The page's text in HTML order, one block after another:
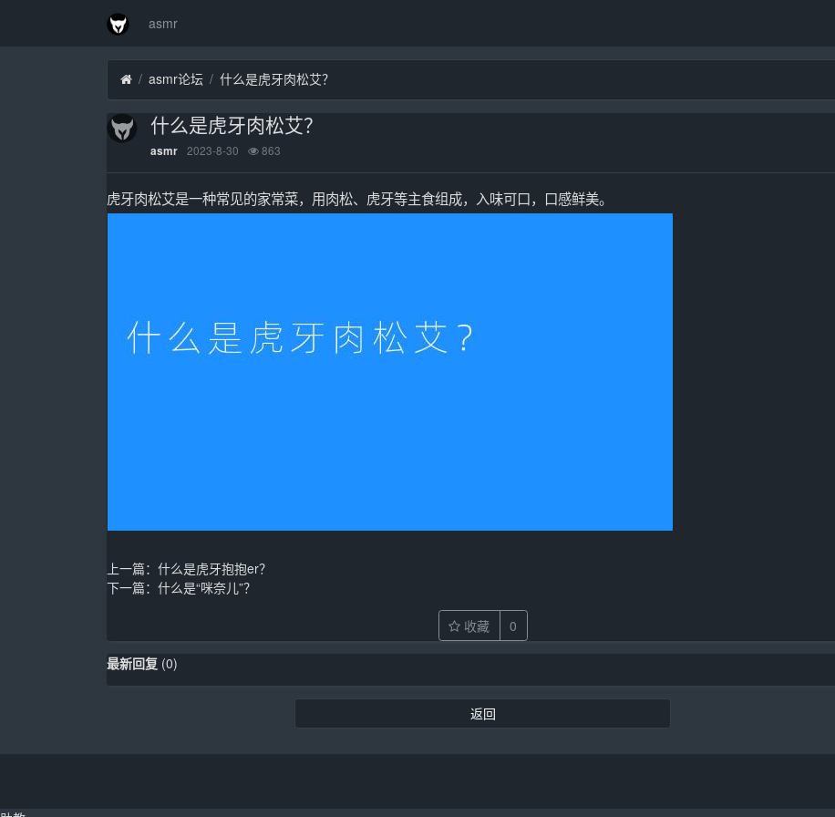
asmr
asmr论坛 什么是虎牙肉松艾？
什么是虎牙肉松艾？
asmr 2023-8-30 863
虎牙肉松艾是一种常见的家常菜，用肉松、虎牙等主食组成，入味可口，口感鲜美。
上一篇： 什么是虎牙抱抱er？
下一篇： 什么是“咪奈儿”？
收藏 0
最新回复 (0)
返回